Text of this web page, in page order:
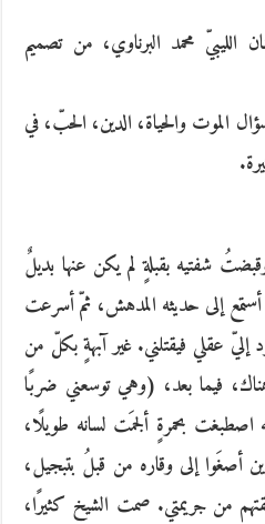
الليبيّ محمد البرناوي، من تصميم
الموت والحياة، الدين، الحبّ، في
شفتيه بقبلةٍ لم يكن عنها بديلٌ
إلى حديثه المدهش، ثمّ أسرعت
عقلي فيقتلني. غير آبهةٍ بكلّ من
فيما بعد، (وهي توسعني ضربًا
اصطبغت بحمرةٍ ألجمَت لسانه طويلًا،
أصغَوا إلى وقاره من قبلُ بتبجيل،
من جريمتي. صمت الشيخ كثيرًا،